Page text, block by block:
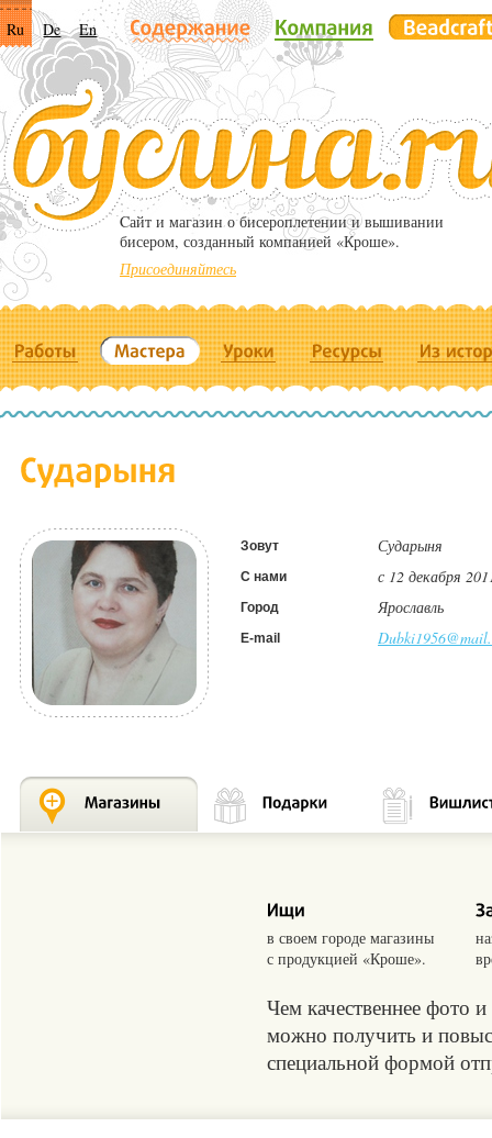
Ru De En
Cайт и магазин о бисероплетении и вышивании
бисером, созданный компанией «Кроше».
Присоединяйтесь
Зовут Сударыня
С нами с 12 декабря
Город Ярославль
E-mail
в своем городе магазины
с продукцией «Кроше».
Чем качественнее фото
можно получить и
специальной формой